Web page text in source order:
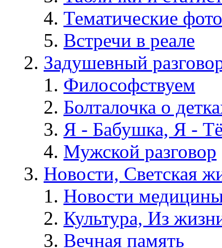
Тематические фото
Встречи в реале
Задушевный
Философствуем
Болталочка о
Я - Бабушка, Я -
Мужской разговор
Новости, Светская
Новости
Культура, Из
Вечная память